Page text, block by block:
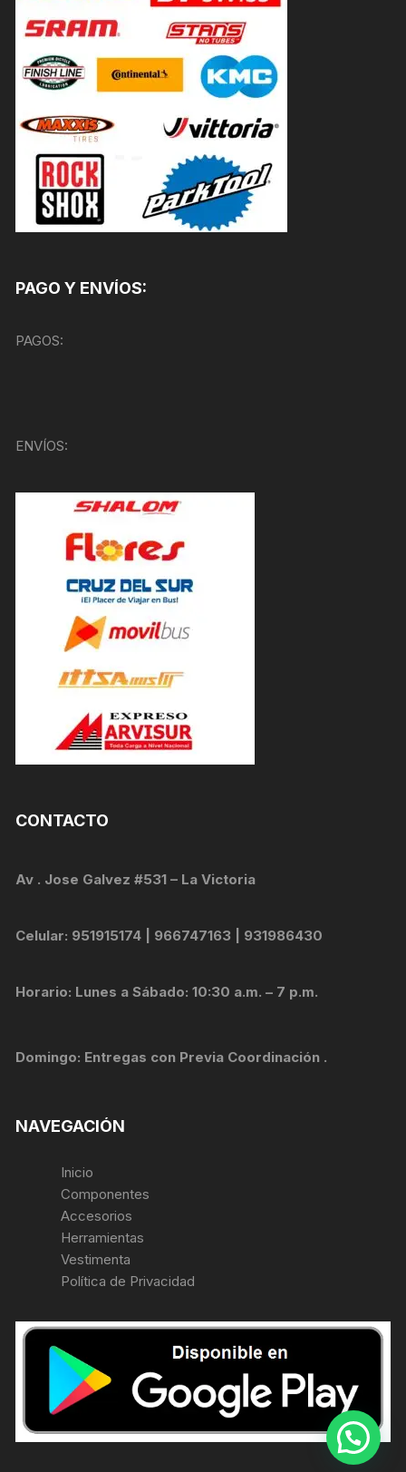
PAGO Y ENVÍOS:
PAGOS:
ENVÍOS:
CONTACTO
Av . Jose Galvez #531 – La Victoria
Celular: 951915174 | 966747163 | 931986430
Horario: Lunes a Sábado: 10:30 a.m. – 7 p.m.
Domingo: Entregas con Previa Coordinación .
NAVEGACIÓN
Inicio
Componentes
Accesorios
Herramientas
Vestimenta
Política de Privacidad